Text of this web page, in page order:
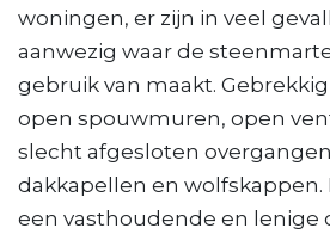
woningen, er zijn in veel
aanwezig waar de
gebruik van maakt.
open spouwmuren, open
slecht afgesloten
dakkapellen en wolfskappen.
een vasthoudende en lenige